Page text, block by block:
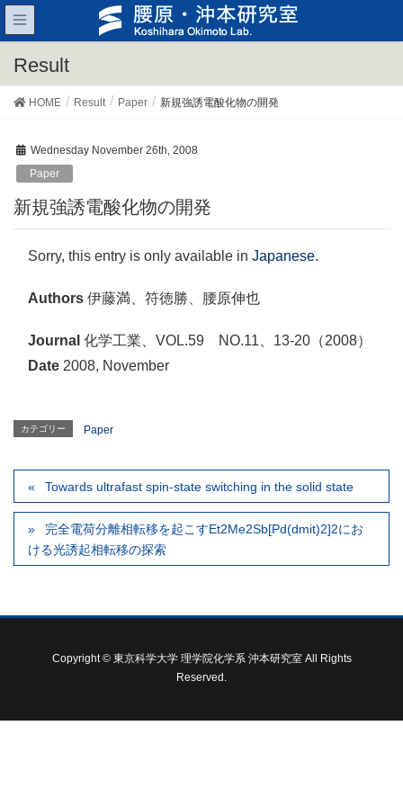
Result
HOME Result Paper 新規強誘電酸化物の開発
Wednesday November 26th, 2008
Paper
新規強誘電酸化物の開発
Sorry, this entry is only available in Japanese.
Authors 伊藤満、符徳勝、腰原伸也
Journal 化学工業、VOL.59 NO.11、13-20（2008）
Date 2008, November
カテゴリー Paper
Towards ultrafast spin-state switching in the solid state
完全電荷分離相転移を起こすEt2Me2Sb[Pd(dmit)2]2にお
ける光誘起相転移の探索
Copyright © 東京科学大学 理学院化学系 沖本研究室 All Rights
Reserved.